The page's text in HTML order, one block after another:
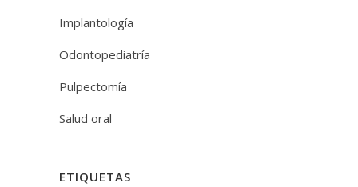
Implantología
Odontopediatría
Pulpectomía
Salud oral
ETIQUETAS